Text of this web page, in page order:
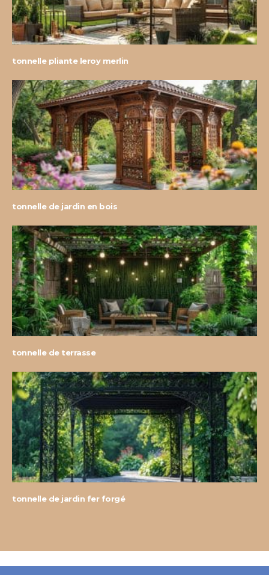
tonnelle pliante leroy merlin
tonnelle de jardin en bois
tonnelle de terrasse
tonnelle de jardin fer forgé